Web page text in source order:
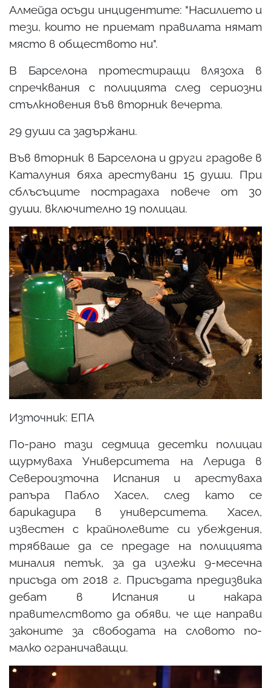
Алмейда осъди инцидентите: "Насилието и
тези, които не приемат правилата нямат
място в обществото ни".
В Барселона протестиращи влязоха в
спречквания с полицията след сериозни
стълкновения във вторник вечерта.
29 души са задържани.
Във вторник в Барселона и други градове в
Каталуния бяха арестувани 15 души. При
сблъсъците пострадаха повече от 30
души, включително 19 полицаи.
Източник: ЕПА
По-рано тази седмица десетки полицаи
щурмуваха Университета на Лерида в
Североизточна Испания и арестуваха
рапъра Пабло Хасел, след като се
барикадира в университета. Хасел,
известен с крайнолевите си убеждения,
трябваше да се предаде на полицията
миналия петък, за да излежи 9-месечна
присъда от 2018 г. Присъдата предизвика
дебат в Испания и накара
правителството да обяви, че ще направи
законите за свободата на словото по-
малко ограничаващи.